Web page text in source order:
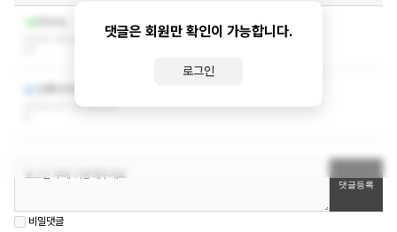
댓글은 회원만 확인이 가능합니다.
로그인
2026-08-09 03:12:
작성자와 관리자만 볼 수 있는 댓글입니다.
2026-07-13 10:21:3
비밀댓글